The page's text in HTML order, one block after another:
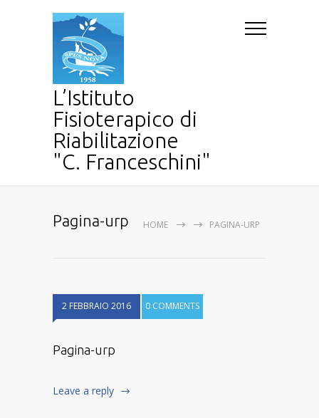
L’Istituto
Fisioterapico di
Riabilitazione
"C. Franceschini"
Pagina-urp HOME PAGINA-URP
2 FEBBRAIO 2016 0 COMMENTS
Pagina-urp
Leave a reply